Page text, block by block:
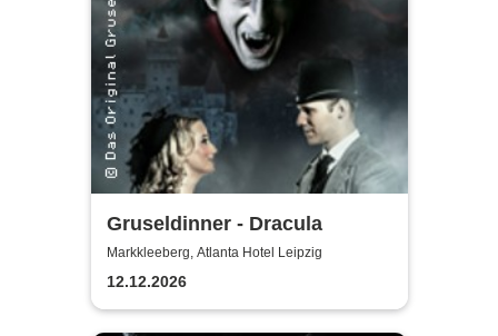
Gruseldinner - Dracula
Markkleeberg, Atlanta Hotel Leipzig
12.12.2026